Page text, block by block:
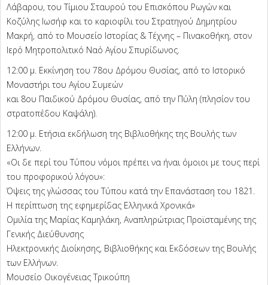
Λάβαρου, του Τίμιου Σταυρού του Επισκόπου Ρωγών και
Κοζύλης Ιωσήφ και το καριοφίλι του Στρατηγού Δημητρίου
Μακρή, από το Μουσείο Ιστορίας & Τέχνης – Πινακοθήκη, στον
Ιερό Μητροπολιτικό Ναό Αγίου Σπυρίδωνος.
12:00 μ. Εκκίνηση του 78ου Δρόμου Θυσίας, από το Ιστορικό
Μοναστήρι του Αγίου Συμεών
και 8ου Παιδικού Δρόμου Θυσίας, από την Πύλη (πλησίον του
στρατοπέδου Καψάλη).
12:00 μ. Ετήσια εκδήλωση της Βιβλιοθήκης της Βουλής των
Ελλήνων.
«Οι δε περί του Τύπου νόμοι πρέπει να ήναι όμοιοι με τους περί
του προφορικού λόγου»:
Όψεις της γλώσσας του Τύπου κατά την Επανάσταση του 1821.
Η περίπτωση της εφημερίδας Ελληνικά Χρονικά»
Ομιλία της Μαρίας Καμηλάκη, Αναπληρώτριας Προϊσταμένης της
Γενικής Διεύθυνσης
Ηλεκτρονικής Διοίκησης, Βιβλιοθήκης και Εκδόσεων της Βουλής
των Ελλήνων.
Μουσείο Οικογένειας Τρικούπη